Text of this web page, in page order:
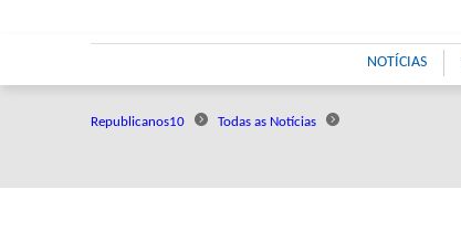
NOTÍCIAS
Republicanos10 Todas as Notícias